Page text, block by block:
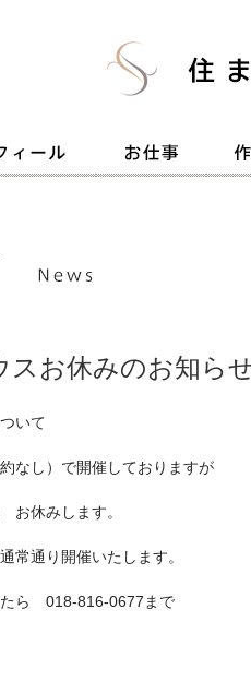
スお休みのお知ら
いて
なし）で開催しておりますが
休みします。
常通り開催いたします。
たら 018-816-0677まで